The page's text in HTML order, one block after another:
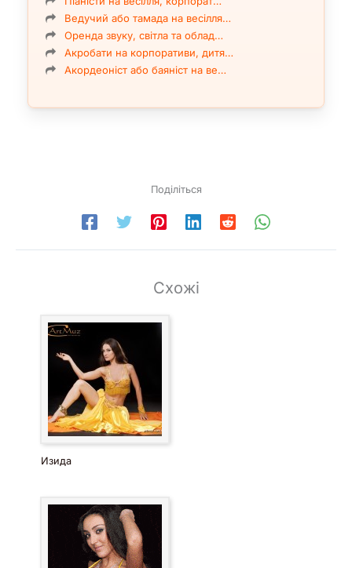
Ведучий або тамада на весілля…
Оренда звуку, світла та облад…
Акробати на корпоративи, дитя…
Акордеоніст або баяніст на ве…
Поділіться
Схожі
Изида